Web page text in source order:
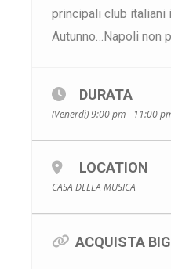
principali club italiani
Autunno…Napoli non
DURATA
(Venerdì) 9:00 pm - 11:00
LOCATION
CASA DELLA MUSICA
ACQUISTA